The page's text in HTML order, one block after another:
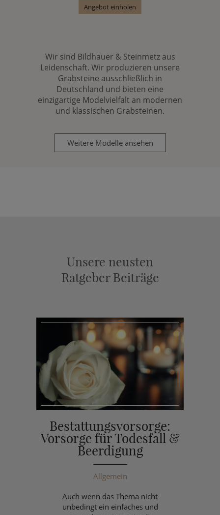
Angebot einholen
Wir sind Bildhauer & Steinmetz aus
Leidenschaft. Wir produzieren unsere
Grabsteine ausschließlich in
Deutschland und bieten eine
einzigartige Modelvielfalt an modernen
und klassischen Grabsteinen.
Weitere Modelle ansehen
Unsere neusten
Ratgeber Beiträge
Bestattungsvorsorge:
Vorsorge für Todesfall &
Beerdigung
Allgemein
Auch wenn das Thema nicht
unbedingt ein einfaches und